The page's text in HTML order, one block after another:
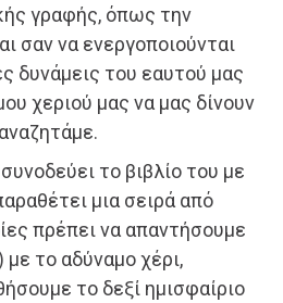
γραφής, όπως την
σαν να ενεργοποιούνται
δυνάμεις του εαυτού μας
χεριού μας να μας δίνουν
το βιβλίο του με
μια σειρά από
πρέπει να απαντήσουμε
το αδύναμο χέρι,
το δεξί ημισφαίριο